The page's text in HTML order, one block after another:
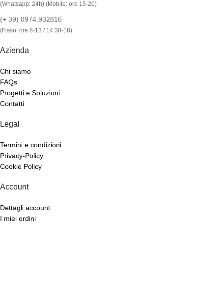
(Whatsapp: 24h) (Mobile: ore 15-20)
(+ 39) 0974.932816
(Fisso: ore 8-13 / 14:30-18)
Azienda
Chi siamo
FAQs
Progetti e Soluzioni
Contatti
Legal
Termini e condizioni
Privacy-Policy
Cookie Policy
Account
Dettagli account
I miei ordini